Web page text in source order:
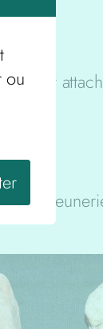
était
la
ou